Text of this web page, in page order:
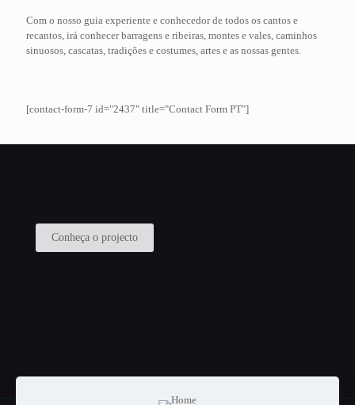
Com o nosso guia experiente e conhecedor de todos os cantos e
recantos, irá conhecer barragens e ribeiras, montes e vales, caminhos
sinuosos, cascatas, tradições e costumes, artes e as nossas gentes.
[contact-form-7 id="2437" title="Contact Form PT"]
Conheça o projecto